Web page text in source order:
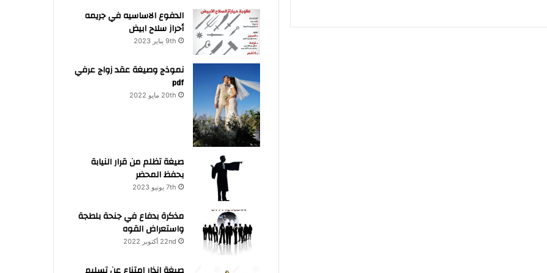
الدفوع الاساسيه في جريمه
أحراز سلاح ابيض
9th يناير 2023
نموذج وصيغة عقد زواج عرفي
pdf
20th مايو 2022
صيغة تظلم من قرار النيابة
بحفظ المحضر
7th يونيو 2023
مذكرة بدفاع في جنحة بلطجة
واستعراض القوه
22nd أكتوبر 2022